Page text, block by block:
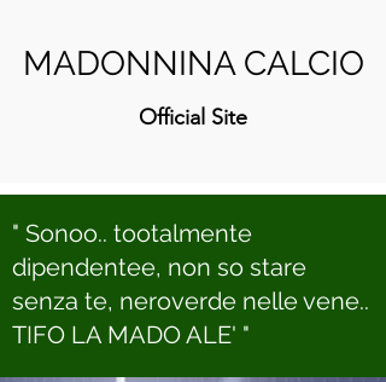
MADONNINA CALCIO
Official Site
" Sonoo.. tootalmente
dipendentee, non so stare
senza te, neroverde nelle vene..
TIFO LA MADO ALE' "